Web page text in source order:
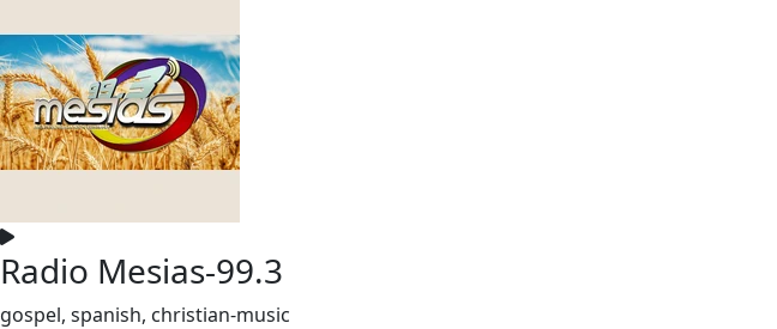
Radio Mesias-99.3
gospel, spanish, christian-music